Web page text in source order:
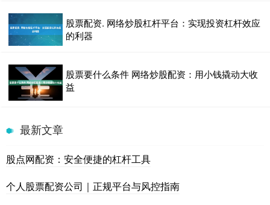
股票配资. 网络炒股杠杆平台：实现投资杠杆效应
的利器
股票要什么条件 网络炒股配资：用小钱撬动大收
益
最新文章
股点网配资：安全便捷的杠杆工具
个人股票配资公司｜正规平台与风控指南